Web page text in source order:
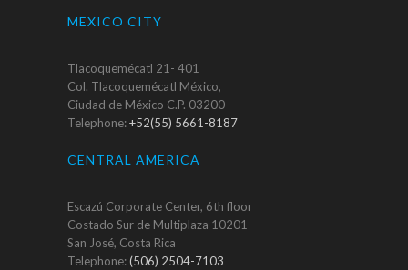
MEXICO CITY
Tlacoquemécatl 21- 401
Col. Tlacoquemécatl México,
Ciudad de México C.P. 03200
Telephone:+52(55) 5661-8187
CENTRAL AMERICA
Escazú Corporate Center, 6th floor
Costado Sur de Multiplaza 10201
San José, Costa Rica
Telephone:(506) 2504-7103